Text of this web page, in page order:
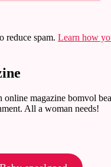
reduce spam. Learn how
online magazine bomvol
All a woman needs!